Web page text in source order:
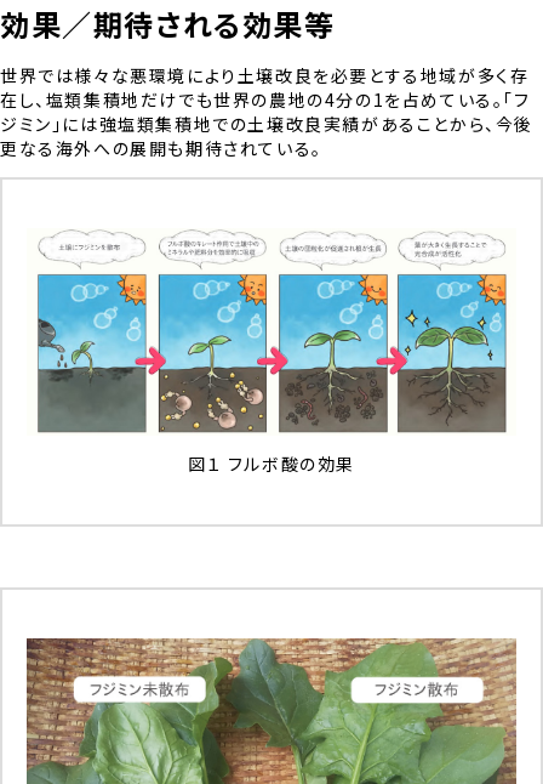
効果／期待される効果等
世界では様々な悪環境により土壌改良を必要とする地域が多く存
在し、塩類集積地だけでも世界の農地の4分の1を占めている。「フ
ジミン」には強塩類集積地での土壌改良実績があることから、今後
更なる海外への展開も期待されている。
図１ フルボ酸の効果